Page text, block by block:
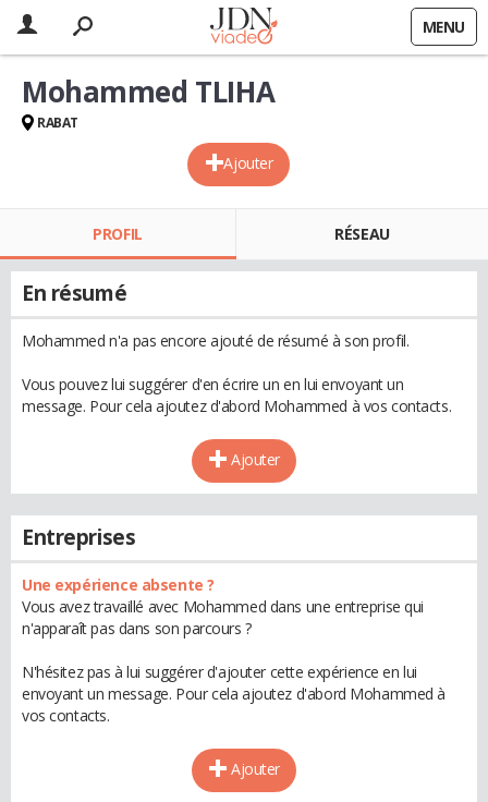
MENU
Ajouter
Mohammed TLIHA
RABAT
PROFIL RÉSEAU
En résumé
Mohammed n'a pas encore ajouté de résumé à son profil.
Vous pouvez lui suggérer d'en écrire un en lui envoyant un
message. Pour cela ajoutez d'abord Mohammed à vos contacts.
Ajouter
Entreprises
Une expérience absente ?
Vous avez travaillé avec Mohammed dans une entreprise qui
n'apparaît pas dans son parcours ?
N'hésitez pas à lui suggérer d'ajouter cette expérience en lui
envoyant un message. Pour cela ajoutez d'abord Mohammed à
vos contacts.
Ajouter